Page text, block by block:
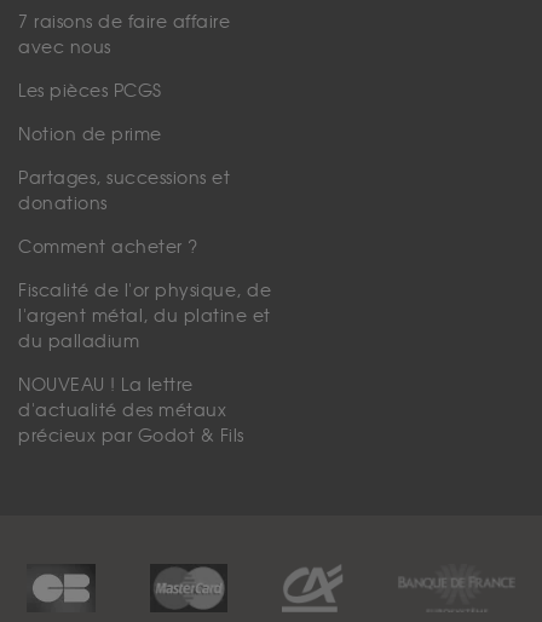
7 raisons de faire affaire
avec nous
Les pièces PCGS
Notion de prime
Partages, successions et
donations
Comment acheter ?
Fiscalité de l'or physique, de
l'argent métal, du platine et
du palladium
NOUVEAU ! La lettre
d'actualité des métaux
précieux par Godot & Fils